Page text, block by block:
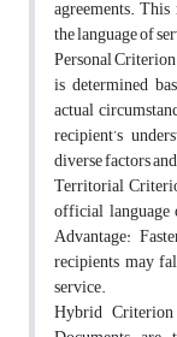
agreements.
the language of
Personal
is determined
actual
recipient’s
diverse factors
Territorial
official language
Advantage:
recipients may
service.
Hybrid